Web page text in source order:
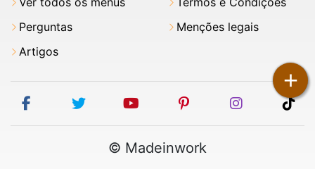
+
Perguntas
Artigos
Menções legais
facebooktwitter youtubepinterestinstagram
© Madeinwork